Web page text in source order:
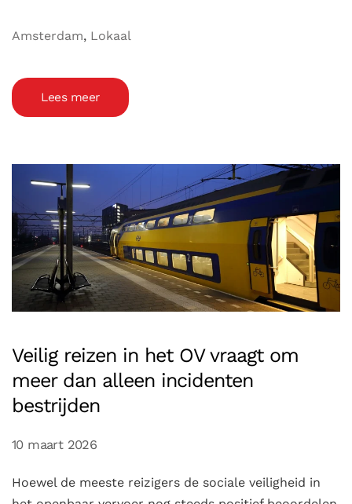
Amsterdam, Lokaal
Lees meer
Veilig reizen in het OV vraagt om
meer dan alleen incidenten
bestrijden
10 maart 2026
Hoewel de meeste reizigers de sociale veiligheid in